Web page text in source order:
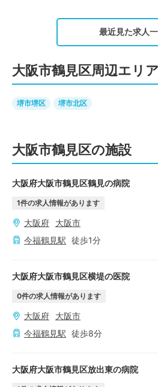
最近見た求人
大阪市鶴見区周辺エリ
堺市堺区 堺市北区
大阪市鶴見区の施設
大阪府大阪市鶴見区鶴見の病院
1件の求人情報があります
大阪府
大阪市
今福鶴見駅 徒歩1分
大阪府大阪市鶴見区横堤の医院
0件の求人情報があります
大阪府
大阪市
今福鶴見駅 徒歩8分
大阪府大阪市鶴見区放出東の病院